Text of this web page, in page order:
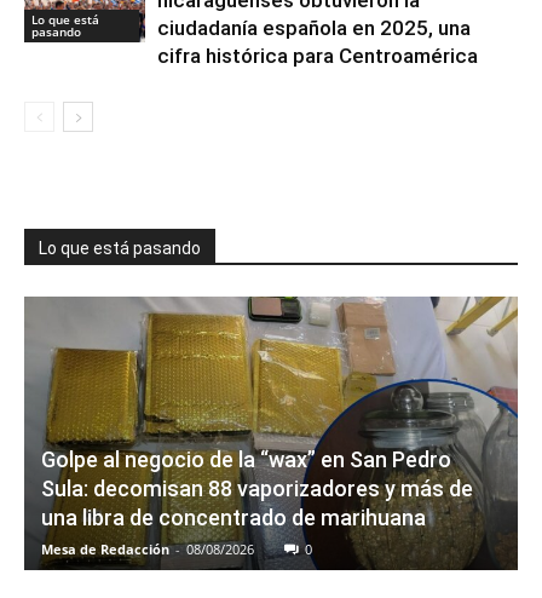
Lo que está
pasando
ciudadanía española en 2025, una
cifra histórica para Centroamérica
Lo que está pasando
Golpe al negocio de la “wax” en San Pedro
Sula: decomisan 88 vaporizadores y más de
una libra de concentrado de marihuana
Mesa de Redacción - 08/08/2026 0